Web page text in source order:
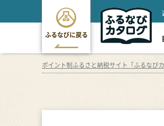
ふるなびに戻る
ポイント制ふるさと納税サイト「ふるなびカ